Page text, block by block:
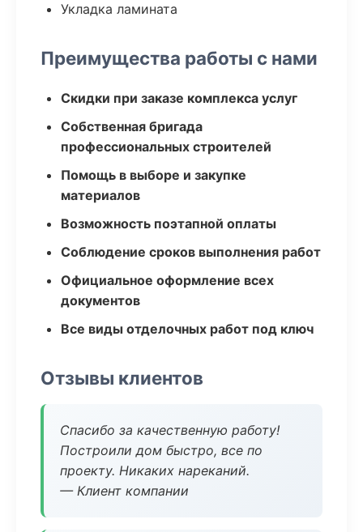
Укладка ламината
Преимущества работы с нами
Скидки при заказе комплекса услуг
Собственная бригада
профессиональных строителей
Помощь в выборе и закупке
материалов
Возможность поэтапной оплаты
Соблюдение сроков выполнения работ
Официальное оформление всех
документов
Все виды отделочных работ под ключ
Отзывы клиентов
Спасибо за качественную работу!
Построили дом быстро, все по
проекту. Никаких нареканий.
— Клиент компании